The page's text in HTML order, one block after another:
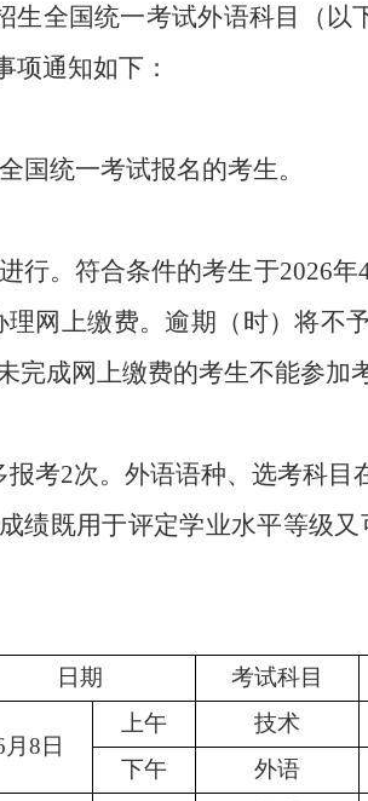
生全国统一考试外语科目（以
项通知如下：
国统一考试报名的考生。
行。符合条件的考生于2026年
理网上缴费。逾期（时）将
完成网上缴费的考生不能参加
报考2次。外语语种、选考科目
绩既用于评定学业水平等级
日期 考试科目
月 8 日
上午 技术
下午
外语